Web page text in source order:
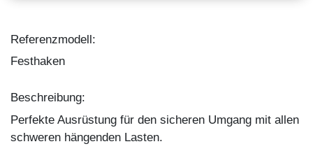
Referenzmodell:
Festhaken
Beschreibung:
Perfekte Ausrüstung für den sicheren Umgang mit allen
schweren hängenden Lasten.